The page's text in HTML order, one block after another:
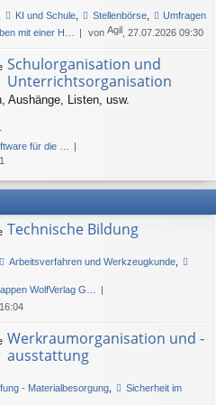
KI und Schule, Stellenbörse,
Umfragen
mit einer H… von Agil , 27.07.2026 09:30
Schulorganisation und
Unterrichtsorganisation
Aushänge, Listen, usw.
für die …
Technische Bildung
Arbeitsverfahren und Werkzeugkunde,
WolfVerlag G…
Werkraumorganisation und -
ausstattung
- Materialbesorgung,
Sicherheit im